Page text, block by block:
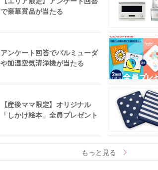
で豪華賞品が当たる
アンケート回答でバルミューダ
や加湿空気清浄機が当たる
【産後ママ限定】オリジナル
「しかけ絵本」全員プレゼント
もっと見る